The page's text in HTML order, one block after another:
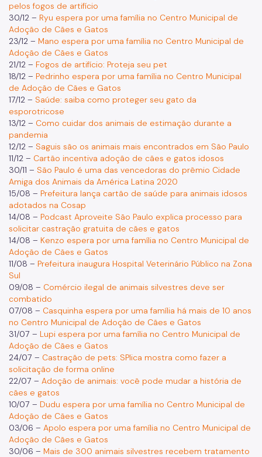
pelos fogos de artifício
30/12 – Ryu espera por uma família no Centro Municipal de
Adoção de Cães e Gatos
23/12 – Mano espera por uma família no Centro Municipal de
Adoção de Cães e Gatos
21/12 – Fogos de artifício: Proteja seu pet
18/12 – Pedrinho espera por uma família no Centro Municipal
de Adoção de Cães e Gatos
17/12 – Saúde: saiba como proteger seu gato da
esporotricose
13/12 – Como cuidar dos animais de estimação durante a
pandemia
12/12 – Saguis são os animais mais encontrados em São Paulo
11/12 – Cartão incentiva adoção de cães e gatos idosos
30/11 – São Paulo é uma das vencedoras do prêmio Cidade
Amiga dos Animais da América Latina 2020
15/08 – Prefeitura lança cartão de saúde para animais idosos
adotados na Cosap
14/08 – Podcast Aproveite São Paulo explica processo para
solicitar castração gratuita de cães e gatos
14/08 – Kenzo espera por uma família no Centro Municipal de
Adoção de Cães e Gatos
11/08 – Prefeitura inaugura Hospital Veterinário Público na Zona
Sul
09/08 – Comércio ilegal de animais silvestres deve ser
combatido
07/08 – Casquinha espera por uma família há mais de 10 anos
no Centro Municipal de Adoção de Cães e Gatos
31/07 – Lupi espera por uma família no Centro Municipal de
Adoção de Cães e Gatos
24/07 – Castração de pets: SPlica mostra como fazer a
solicitação de forma online
22/07 – Adoção de animais: você pode mudar a história de
cães e gatos
10/07 – Dudu espera por uma família no Centro Municipal de
Adoção de Cães e Gatos
03/06 – Apolo espera por uma família no Centro Municipal de
Adoção de Cães e Gatos
30/06 – Mais de 300 animais silvestres recebem tratamento